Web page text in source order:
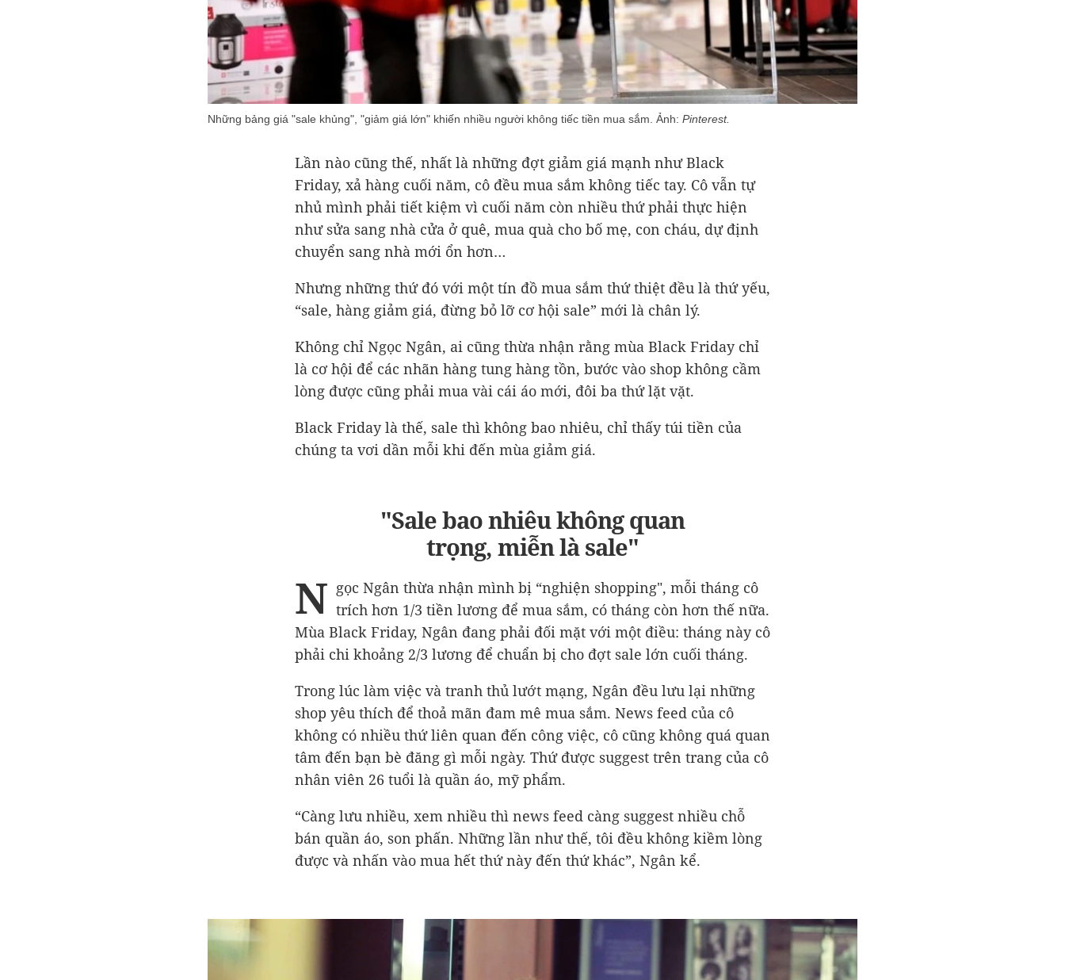
Những bảng giá "sale khủng", "giảm giá lớn" khiến nhiều người không tiếc tiền mua sắm. Ảnh: Pinterest.
Lần nào cũng thế, nhất là những đợt giảm giá mạnh như Black
Friday, xả hàng cuối năm, cô đều mua sắm không tiếc tay. Cô vẫn tự
nhủ mình phải tiết kiệm vì cuối năm còn nhiều thứ phải thực hiện
như sửa sang nhà cửa ở quê, mua quà cho bố mẹ, con cháu, dự định
chuyển sang nhà mới ổn hơn…
Nhưng những thứ đó với một tín đồ mua sắm thứ thiệt đều là thứ yếu,
“sale, hàng giảm giá, đừng bỏ lỡ cơ hội sale” mới là chân lý.
Không chỉ Ngọc Ngân, ai cũng thừa nhận rằng mùa Black Friday chỉ
là cơ hội để các nhãn hàng tung hàng tồn, bước vào shop không cầm
lòng được cũng phải mua vài cái áo mới, đôi ba thứ lặt vặt.
Black Friday là thế, sale thì không bao nhiêu, chỉ thấy túi tiền của
chúng ta vơi dần mỗi khi đến mùa giảm giá.
"Sale bao nhiêu không quan
trọng, miễn là sale"
N gọc Ngân thừa nhận mình bị “nghiện shopping", mỗi tháng cô
trích hơn 1/3 tiền lương để mua sắm, có tháng còn hơn thế nữa.
Mùa Black Friday, Ngân đang phải đối mặt với một điều: tháng này cô
phải chi khoảng 2/3 lương để chuẩn bị cho đợt sale lớn cuối tháng.
Trong lúc làm việc và tranh thủ lướt mạng, Ngân đều lưu lại những
shop yêu thích để thoả mãn đam mê mua sắm. News feed của cô
không có nhiều thứ liên quan đến công việc, cô cũng không quá quan
tâm đến bạn bè đăng gì mỗi ngày. Thứ được suggest trên trang của cô
nhân viên 26 tuổi là quần áo, mỹ phẩm.
“Càng lưu nhiều, xem nhiều thì news feed càng suggest nhiều chỗ
bán quần áo, son phấn. Những lần như thế, tôi đều không kiềm lòng
được và nhấn vào mua hết thứ này đến thứ khác”, Ngân kể.